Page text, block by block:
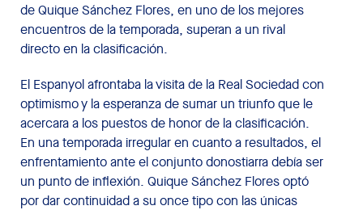
de Quique Sánchez Flores, en uno de los mejores
encuentros de la temporada, superan a un rival
directo en la clasificación.
El Espanyol afrontaba la visita de la Real Sociedad con
optimismo y la esperanza de sumar un triunfo que le
acercara a los puestos de honor de la clasificación.
En una temporada irregular en cuanto a resultados, el
enfrentamiento ante el conjunto donostiarra debía ser
un punto de inflexión. Quique Sánchez Flores optó
por dar continuidad a su once tipo con las únicas